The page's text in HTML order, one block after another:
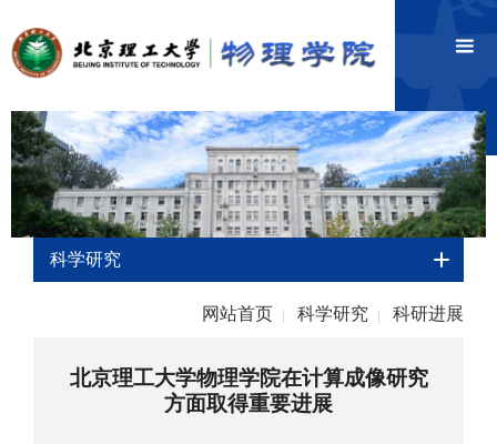
科学研究
网站首页 科学研究 科研进展
北京理工大学物理学院在计算成像研究
方面取得重要进展